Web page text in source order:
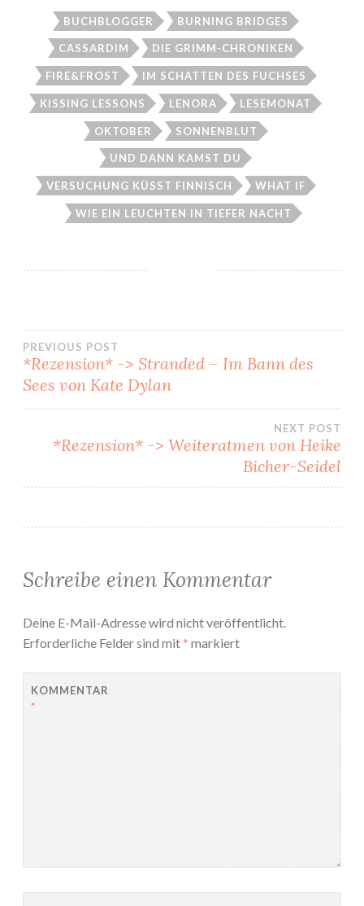
BUCHBLOGGER BURNING BRIDGES
CASSARDIM DIE GRIMM-CHRONIKEN
FIRE&FROST IM SCHATTEN DES FUCHSES
KISSING LESSONS LENORA LESEMONAT
OKTOBER SONNENBLUT
UND DANN KAMST DU
VERSUCHUNG KÜSST FINNISCH WHAT IF
WIE EIN LEUCHTEN IN TIEFER NACHT
Beitragsnavigation
PREVIOUS POST
*Rezension* -> Stranded – Im Bann des
Sees von Kate Dylan
NEXT POST
*Rezension* -> Weiteratmen von Heike
Bicher-Seidel
Schreibe einen Kommentar
Deine E-Mail-Adresse wird nicht veröffentlicht.
Erforderliche Felder sind mit* markiert
KOMMENTAR
*